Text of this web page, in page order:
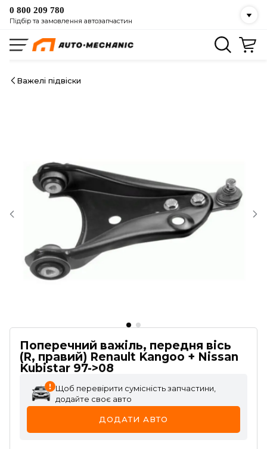
0 800 209 780
Підбір та замовлення автозапчастин
Важелі підвіски
Поперечний важіль, передня вісь
(R, правий) Renault Kangoo + Nissan
Kubistar 97->08
Щоб перевірити сумісність запчастини,
додайте своє авто
ДОДАТИ АВТО